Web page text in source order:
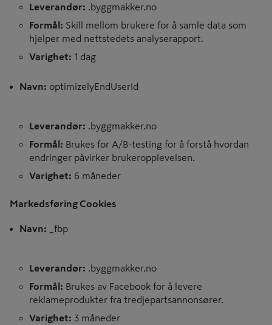
Leverandør: .byggmakker.no
Formål: Skill mellom brukere for å samle data som
hjelper med nettstedets analyserapport.
Varighet: 1 dag
Navn: optimizelyEndUserId
Leverandør: .byggmakker.no
Formål: Brukes for A/B-testing for å forstå hvordan
endringer påvirker brukeropplevelsen.
Varighet: 6 måneder
Markedsføring Cookies
Navn: _fbp
Leverandør: .byggmakker.no
Formål: Brukes av Facebook for å levere
reklameprodukter fra tredjepartsannonsører.
Varighet: 3 måneder